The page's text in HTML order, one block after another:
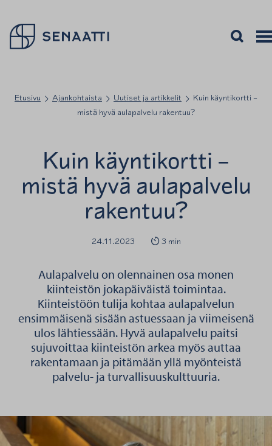
Palaa takaisin etusivulle
Avaa haku
Etusivu Ajankohtaista Uutiset ja artikkelit
Kuin käyntikortti –
mistä hyvä aulapalvelu rakentuu?
Kuin käyntikortti –
mistä hyvä aulapalvelu
rakentuu?
24.11.2023 3 min
Aulapalvelu on olennainen osa monen
kiinteistön jokapäiväistä toimintaa.
Kiinteistöön tulija kohtaa aulapalvelun
ensimmäisenä sisään astuessaan ja viimeisenä
ulos lähtiessään. Hyvä aulapalvelu paitsi
sujuvoittaa kiinteistön arkea myös auttaa
rakentamaan ja pitämään yllä myönteistä
palvelu- ja turvallisuuskulttuuria.